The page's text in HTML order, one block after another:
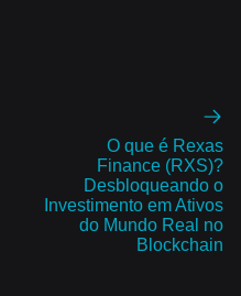
O que é Rexas
Finance (RXS)?
Desbloqueando o
Investimento em Ativos
do Mundo Real no
Blockchain